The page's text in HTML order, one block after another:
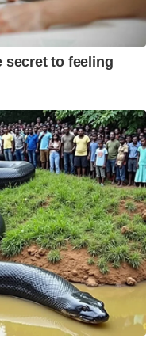
secret to feeling